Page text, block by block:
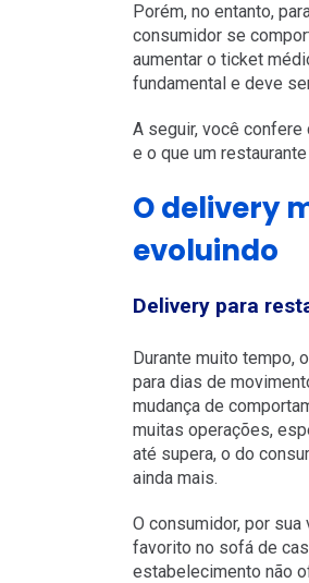
Porém, no entanto,
consumidor se
aumentar o ticket
fundamental e deve
A seguir, você
e o que um
O delivery
evoluindo
Delivery para
Durante muito tempo,
para dias de
mudança de
muitas operações,
até supera, o do
ainda mais.
O consumidor, por
favorito no sofá de
estabelecimento não